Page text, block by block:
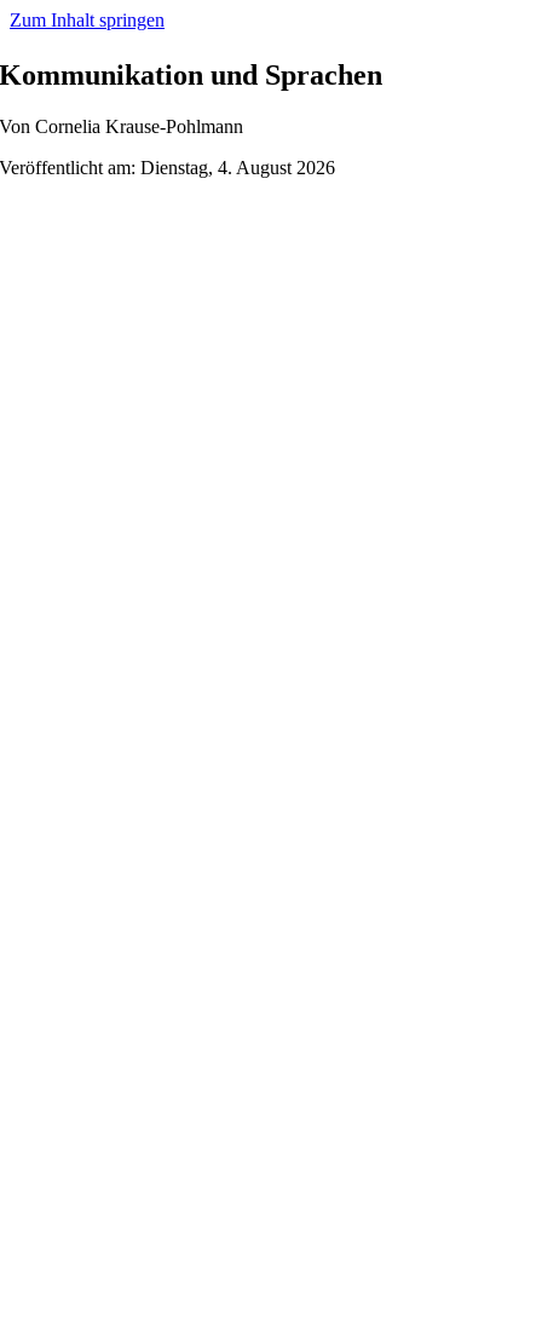
Zum Inhalt springen
Kommunikation und Sprachen
Von Cornelia Krause-Pohlmann
Veröffentlicht am: Dienstag, 4. August 2026